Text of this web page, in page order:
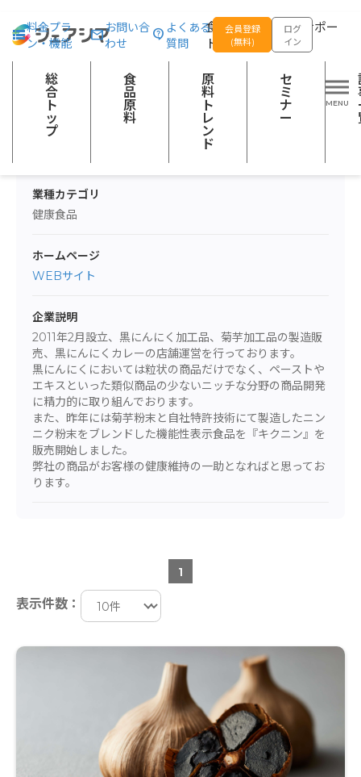
食品の企画開発をサポー
トする
料金プラ
ン・機能
お問い合
わせ
よくある
質問
会員登録
(無料)
ログ
イン
総
合
ト
ッ
プ
食
品
原
料
原
料
ト
レ
ン
ド
セ
ミ
ナ
ー
総合トップ 株式会社食工房のだ屋
株式会社食工房のだ屋
企業所在地
〒5780901 大阪府東大阪市加納5-15-11
業種カテゴリ
健康食品
ホームページ
WEBサイト
企業説明
2011年2月設立、黒にんにく加工品、菊芋加工品の製造販
売、黒にんにくカレーの店舗運営を行っております。
黒にんにくにおいては粒状の商品だけでなく、ペーストや
エキスといった類似商品の少ないニッチな分野の商品開発
に精力的に取り組んでおります。
また、昨年には菊芋粉末と自社特許技術にて製造したニン
ニク粉末をブレンドした機能性表示食品を『キクニン』を
販売開始しました。
弊社の商品がお客様の健康維持の一助となればと思ってお
ります。
1
表示件数：